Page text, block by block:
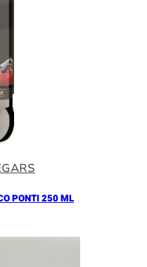
PONTI 250 ML